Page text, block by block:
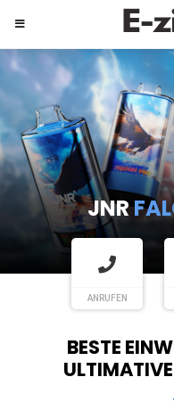
JNR
ANRUFEN
BESTE